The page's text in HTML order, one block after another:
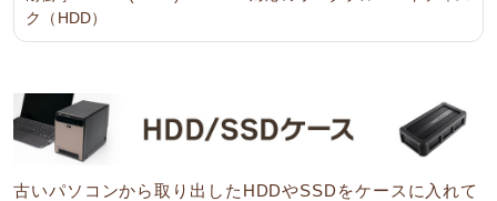
ク（HDD）
古いパソコンから取り出したHDDやSSDをケースに入れて